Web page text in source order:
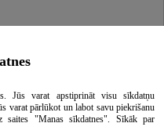
APBEDĪŠANAS
SIA
Jūs varat apstiprināt visu sīkdatņu
varat pārlūkot un labot savu piekrišanu
saites "Manas sīkdatnes". Sīkāk par